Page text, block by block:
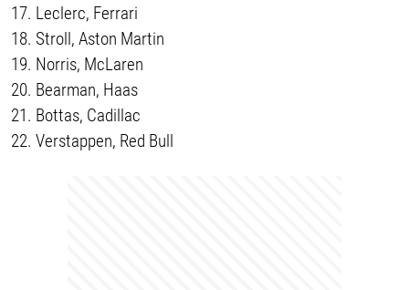
Leclerc, Ferrari
Stroll, Aston Martin
Norris, McLaren
Bearman, Haas
Bottas, Cadillac
Verstappen, Red Bull